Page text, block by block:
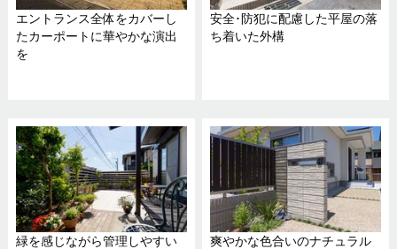
エントランス全体をカバーし
たカーポートに華やかな演出
を
安全･防犯に配慮した平屋の落
ち着いた外構
緑を感じながら管理しやすい
爽やかな色合いのナチュラル